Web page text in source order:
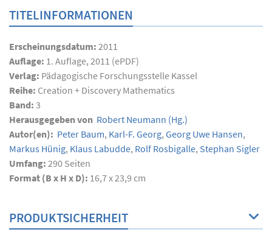
TITELINFORMATIONEN
Erscheinungsdatum: 2011
Auflage: 1. Auflage, 2011 (ePDF)
Verlag: Pädagogische Forschungsstelle Kassel
Reihe: Creation + Discovery Mathematics
Band: 3
Herausgegeben von Robert Neumann (Hg.)
Autor(en): Peter Baum, Karl-F. Georg, Georg Uwe Hansen,
Markus Hünig, Klaus Labudde, Rolf Rosbigalle, Stephan Sigler
Umfang: 290 Seiten
Format (B x H x D): 16,7 x 23,9 cm
PRODUKTSICHERHEIT